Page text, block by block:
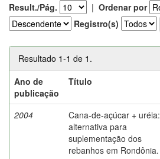
Result./Pág. | Ordenar por
Registro(s)
Resultado 1-1 de 1.
Ano de
publicação
Título
2004
Cana-de-açúcar + uréia:
alternativa para
suplementação dos
rebanhos em Rondônia.